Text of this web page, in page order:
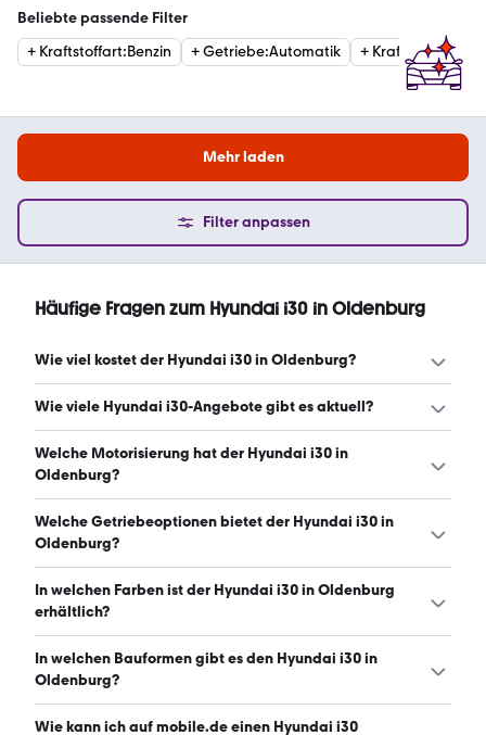
Beliebte passende Filter
+ Kraftstoffart:Benzin +Getriebe:Automatik + Kraftstoffart
Mehr laden
Filter anpassen
Häufige Fragen zum Hyundai i30 in Oldenburg
Wie viel kostet der Hyundai i30 in Oldenburg?
Ein guter Preis für einen Hyundai i30 in Oldenburg liegt
starten ab 219 € monatlich. (Stand: 7.8.2026)
Wie viele Hyundai i30-Angebote gibt es aktuell?
Es gibt insgesamt 57 Hyundai i30 bei mobile.de, davon 44
Gebraucht- und 13 Neuwagen. (Stand: 7.8.2026)
Welche Motorisierung hat der Hyundai i30 in
Oldenburg?
Der Hyundai i30 in Oldenburg hat Leistungen zwischen
99 und 160 PS. (Stand: 7.8.2026)
Welche Getriebeoptionen bietet der Hyundai i30 in
Oldenburg?
Der Hyundai i30 in Oldenburg ist mit automatischem und
manuellem Getriebe erhältlich. (Stand: 7.8.2026)
In welchen Farben ist der Hyundai i30 in Oldenburg
erhältlich?
Den Hyundai i30 in Oldenburg gibt es in folgenden
Farben: grau, schwarz, weiß, grün, silber, blau und rot. Die
In welchen Bauformen gibt es den Hyundai i30 in
Oldenburg?
Den Hyundai i30 in Oldenburg gibt es in folgenden
Wie kann ich auf mobile.de einen Hyundai i30